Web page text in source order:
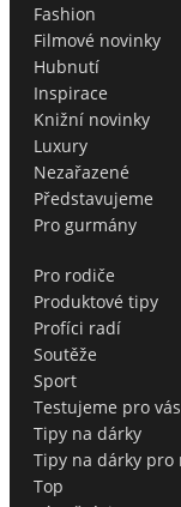
Fashion
Filmové novinky
Hubnutí
Inspirace
Knižní novinky
Luxury
Nezařazené
Představujeme
Pro gurmány
Pro rodiče
Produktové tipy
Profíci radí
Soutěže
Sport
Testujeme pro vás
Tipy na dárky
Tipy na dárky pro
Top